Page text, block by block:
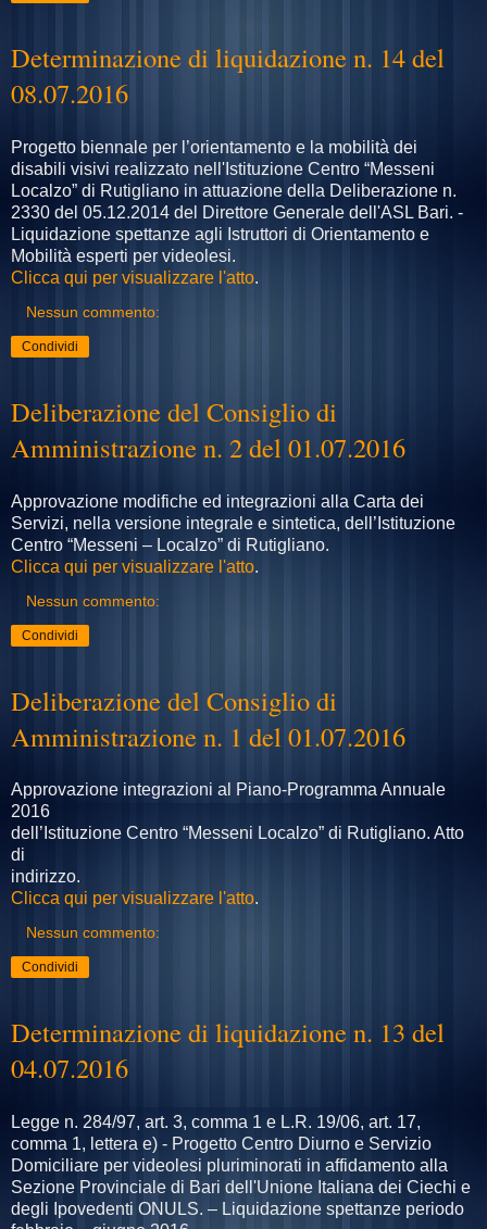
Determinazione di liquidazione n. 14 del
08.07.2016
Progetto biennale per l’orientamento e la mobilità dei
disabili visivi realizzato nell'Istituzione Centro “Messeni
Localzo” di Rutigliano in attuazione della Deliberazione n.
2330 del 05.12.2014 del Direttore Generale dell'ASL Bari. -
Liquidazione spettanze agli Istruttori di Orientamento e
Mobilità esperti per videolesi.
Clicca qui per visualizzare l'atto.
Nessun commento:
Condividi
Deliberazione del Consiglio di
Amministrazione n. 2 del 01.07.2016
Approvazione modifiche ed integrazioni alla Carta dei
Servizi, nella versione integrale e sintetica, dell’Istituzione
Centro “Messeni – Localzo” di Rutigliano.
Clicca qui per visualizzare l'atto.
Nessun commento:
Condividi
Deliberazione del Consiglio di
Amministrazione n. 1 del 01.07.2016
Approvazione integrazioni al Piano-Programma Annuale
2016
dell’Istituzione Centro “Messeni Localzo” di Rutigliano. Atto
di
indirizzo.
Clicca qui per visualizzare l'atto.
Nessun commento:
Condividi
Determinazione di liquidazione n. 13 del
04.07.2016
Legge n. 284/97, art. 3, comma 1 e L.R. 19/06, art. 17,
comma 1, lettera e) - Progetto Centro Diurno e Servizio
Domiciliare per videolesi pluriminorati in affidamento alla
Sezione Provinciale di Bari dell'Unione Italiana dei Ciechi e
degli Ipovedenti ONULS. – Liquidazione spettanze periodo